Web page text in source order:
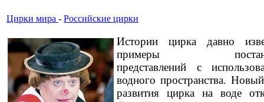
Цирки мира - Российские цирки
Истории цирка давно
примеры
представлений с
водного пространства.
развития цирка на воде